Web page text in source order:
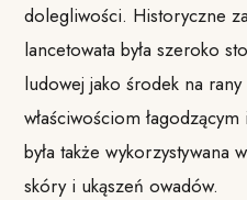
dolegliwości. Historyczne
lancetowata była szeroko
ludowej jako środek na
właściwościom
była także wykorzystywana
skóry i ukąszeń owadów.